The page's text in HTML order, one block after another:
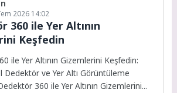
2026 14:02
360 ile Yer Altının
Keşfedin
ile Yer Altının Gizemlerini Keşfedin:
Dedektör ve Yer Altı Görüntüleme
360 ile Yer Altının Gizemlerini...